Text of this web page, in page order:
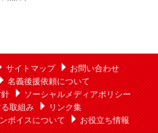
サイトマップ
お問い合わせ
名義後援依頼について
ソーシャルメディアポリシー
取組み
リンク集
ボイスについて お役立ち情報